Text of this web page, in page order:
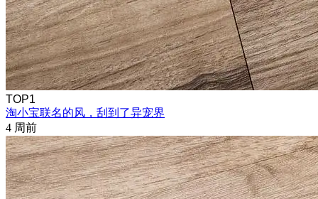
TOP1
淘小宝联名的风，刮到了异宠界
4 周前